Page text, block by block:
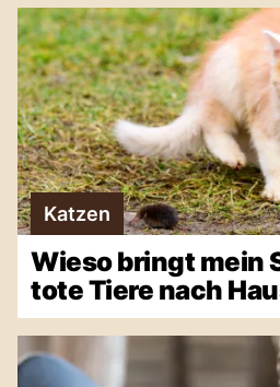
Katzen
Wieso bringt mein
tote Tiere nach